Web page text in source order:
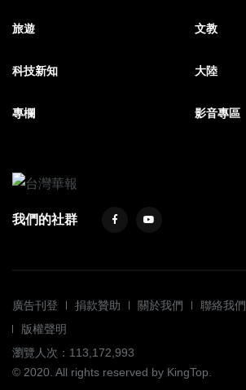
旅遊 文教
科技新知 大陸
專欄 影音專區
我們的社群
廣告刊登 捐款贊助 關於我們 聯絡我們
版權聲明
瀏覽人次：113,172,993
© 2020. All rights reserved by KingTop.